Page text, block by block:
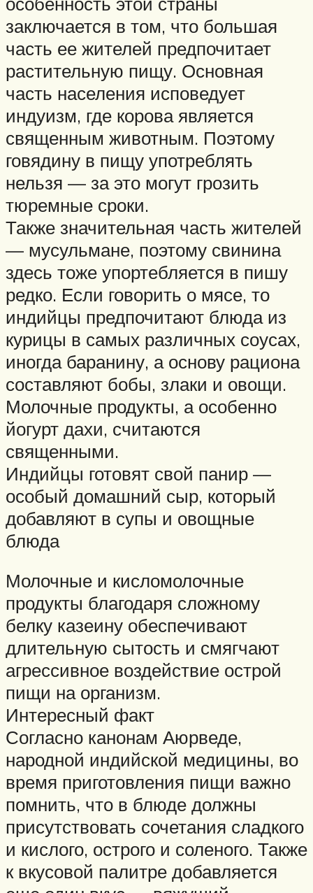
заключается в том, что большая
часть ее жителей предпочитает
растительную пищу. Основная
часть населения исповедует
индуизм, где корова является
священным животным. Поэтому
говядину в пищу употреблять
нельзя — за это могут грозить
тюремные сроки.
Также значительная часть жителей
— мусульмане, поэтому свинина
здесь тоже упортебляется в пишу
редко. Если говорить о мясе, то
индийцы предпочитают блюда из
курицы в самых различных соусах,
иногда баранину, а основу рациона
составляют бобы, злаки и овощи.
Молочные продукты, а особенно
йогурт дахи, считаются
священными.
Индийцы готовят свой панир —
особый домашний сыр, который
добавляют в супы и овощные
блюда
Молочные и кисломолочные
продукты благодаря сложному
белку казеину обеспечивают
длительную сытость и смягчают
агрессивное воздействие острой
пищи на организм.
Интересный факт
Согласно канонам Аюрведе,
народной индийской медицины, во
время приготовления пищи важно
помнить, что в блюде должны
присутствовать сочетания сладкого
и кислого, острого и соленого. Также
к вкусовой палитре добавляется